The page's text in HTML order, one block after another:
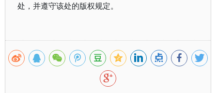
处，并遵守该处的版权规定。